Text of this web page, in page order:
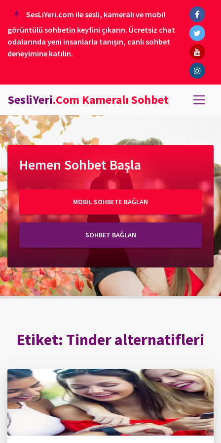
SesLiYeri.com ile sesli, kameralı ve mobil
görüntülü sohbetin keyfini çıkarın. Ücretsiz chat
odalarında yeni insanlarla tanışın, canlı sohbet
deneyimine katılın.
SesliYeri.Com Kameralı Sohbet
Hemen Sohbet Başla
MOBIL SOHBETE BAĞLAN
SOHBET BAĞLAN
Etiket: Tinder alternatifleri